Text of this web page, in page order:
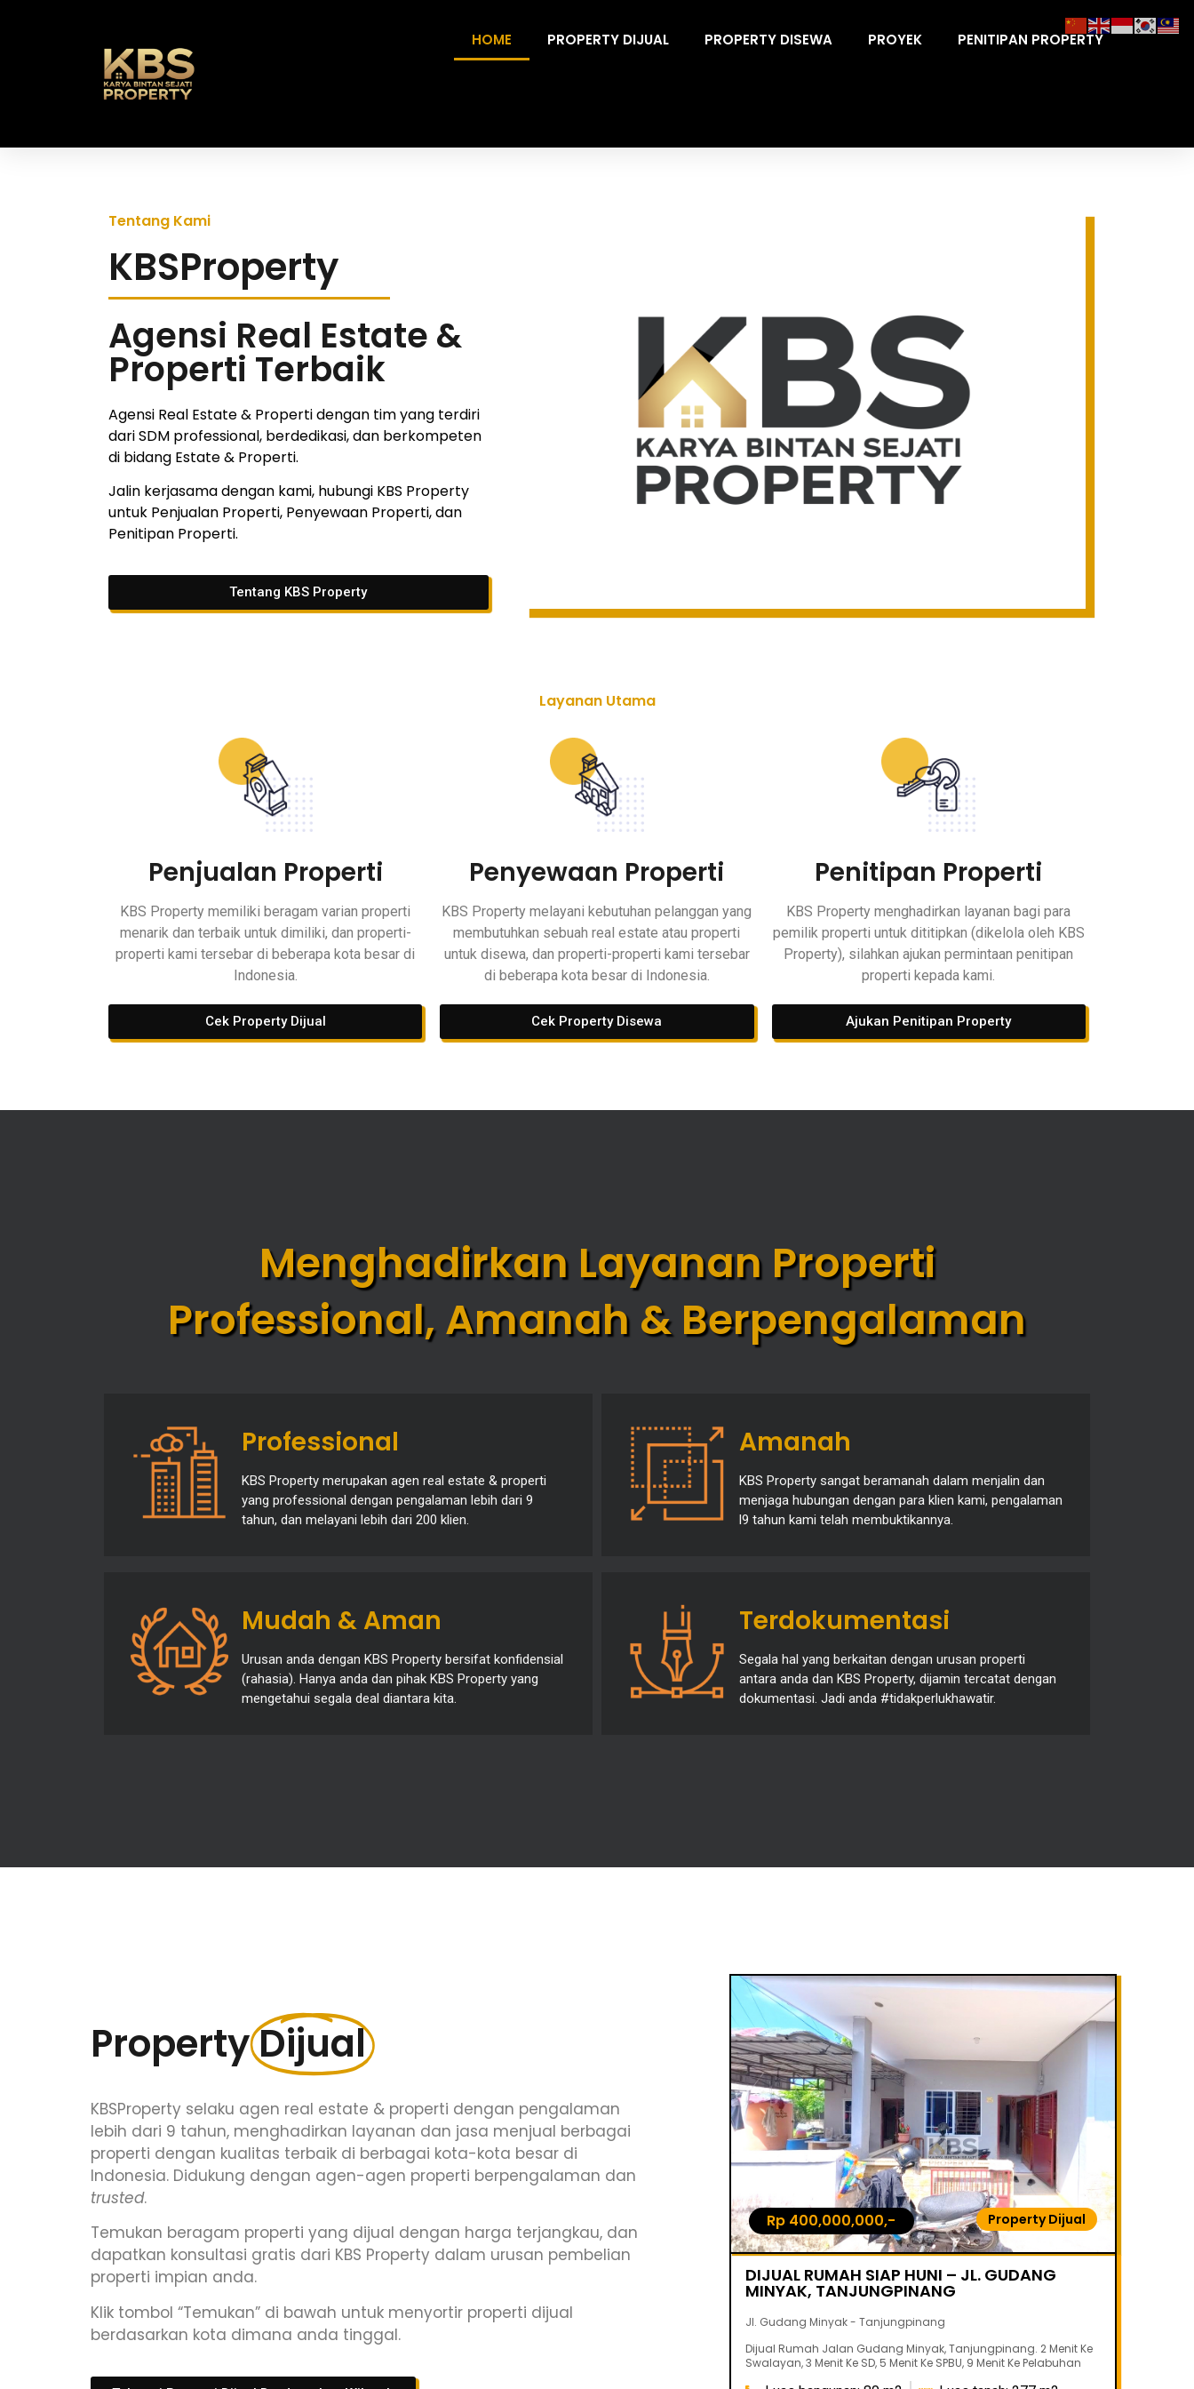
HOME PROPERTY DIJUAL PROPERTY DISEWA PROYEK PENITIPAN PROPERTY
Tentang Kami
KBSProperty
Agensi Real Estate &
Properti Terbaik
Agensi Real Estate & Properti dengan tim yang terdiri
dari SDM professional, berdedikasi, dan berkompeten
di bidang Estate & Properti.
Jalin kerjasama dengan kami, hubungi KBS Property
untuk Penjualan Properti, Penyewaan Properti, dan
Penitipan Properti.
Tentang KBS Property
Layanan Utama
Penjualan Properti
KBS Property memiliki beragam varian properti
menarik dan terbaik untuk dimiliki, dan properti-
properti kami tersebar di beberapa kota besar di
Indonesia.
Cek Property Dijual
Penyewaan Properti
KBS Property melayani kebutuhan pelanggan yang
membutuhkan sebuah real estate atau properti
untuk disewa, dan properti-properti kami tersebar
di beberapa kota besar di Indonesia.
Cek Property Disewa
Penitipan Properti
KBS Property menghadirkan layanan bagi para
pemilik properti untuk dititipkan (dikelola oleh KBS
Property), silahkan ajukan permintaan penitipan
properti kepada kami.
Ajukan Penitipan Property
Menghadirkan Layanan Properti
Professional, Amanah & Berpengalaman
Professional
KBS Property merupakan agen real estate & properti
yang professional dengan pengalaman lebih dari 9
tahun, dan melayani lebih dari 200 klien.
Amanah
KBS Property sangat beramanah dalam menjalin dan
menjaga hubungan dengan para klien kami, pengalaman
l9 tahun kami telah membuktikannya.
Mudah & Aman
Urusan anda dengan KBS Property bersifat konfidensial
(rahasia). Hanya anda dan pihak KBS Property yang
mengetahui segala deal diantara kita.
Terdokumentasi
Segala hal yang berkaitan dengan urusan properti
antara anda dan KBS Property, dijamin tercatat dengan
dokumentasi. Jadi anda #tidakperlukhawatir.
PropertyDijual
KBSProperty selaku agen real estate & properti dengan pengalaman
lebih dari 9 tahun, menghadirkan layanan dan jasa menjual berbagai
properti dengan kualitas terbaik di berbagai kota-kota besar di
Indonesia. Didukung dengan agen-agen properti berpengalaman dan
trusted.
Temukan beragam properti yang dijual dengan harga terjangkau, dan
dapatkan konsultasi gratis dari KBS Property dalam urusan pembelian
properti impian anda.
Klik tombol “Temukan” di bawah untuk menyortir properti dijual
berdasarkan kota dimana anda tinggal.
TYPE 54/84 – OEBAN
Jl. Kota Piring - Tanjungpinang
Dijual Tanah Jalan Kota Piring, Tajungpinang. 6 Menit Ke RSUP, 6
Rp 400,000,000,- Property Dijual
DIJUAL RUMAH SIAP HUNI – JL. GUDANG
MINYAK, TANJUNGPINANG
Jl. Gudang Minyak - Tanjungpinang
Dijual Rumah Jalan Gudang Minyak, Tanjungpinang. 2 Menit Ke
Swalayan, 3 Menit Ke SD, 5 Menit Ke SPBU, 9 Menit Ke Pelabuhan